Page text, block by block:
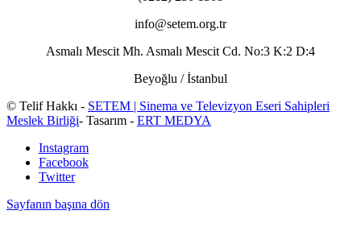
info@setem.org.tr
Asmalı Mescit Mh. Asmalı Mescit Cd. No:3 K:2 D:4
Beyoğlu / İstanbul
© Telif Hakkı - SETEM | Sinema ve Televizyon Eseri Sahipleri
Meslek Birliği- Tasarım - ERT MEDYA
Instagram
Facebook
Twitter
Sayfanın başına dön